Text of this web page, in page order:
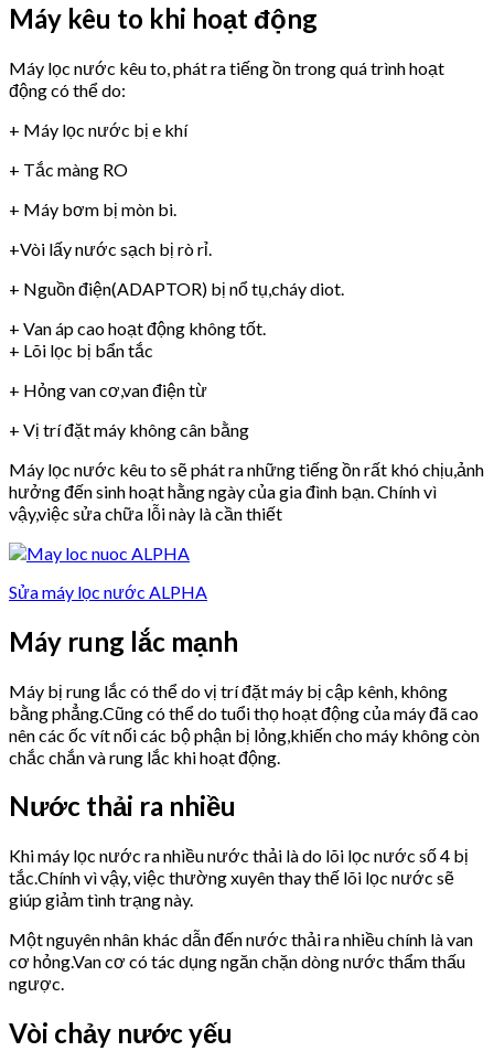
Máy kêu to khi hoạt động
Máy lọc nước kêu to, phát ra tiếng ồn trong quá trình hoạt
động có thể do:
+ Máy lọc nước bị e khí
+ Tắc màng RO
+ Máy bơm bị mòn bi.
+Vòi lấy nước sạch bị rò rỉ.
+ Nguồn điện(ADAPTOR) bị nổ tụ,cháy diot.
+ Van áp cao hoạt động không tốt.
+ Lõi lọc bị bẩn tắc
+ Hỏng van cơ,van điện từ
+ Vị trí đặt máy không cân bằng
Máy lọc nước kêu to sẽ phát ra những tiếng ồn rất khó chịu,ảnh
hưởng đến sinh hoạt hằng ngày của gia đình bạn. Chính vì
vậy,việc sửa chữa lỗi này là cần thiết
Sửa máy lọc nước ALPHA
Máy rung lắc mạnh
Máy bị rung lắc có thể do vị trí đặt máy bị cập kênh, không
bằng phẳng.Cũng có thể do tuổi thọ hoạt động của máy đã cao
nên các ốc vít nối các bộ phận bị lỏng,khiến cho máy không còn
chắc chắn và rung lắc khi hoạt động.
Nước thải ra nhiều
Khi máy lọc nước ra nhiều nước thải là do lõi lọc nước số 4 bị
tắc.Chính vì vậy, việc thường xuyên thay thế lõi lọc nước sẽ
giúp giảm tình trạng này.
Một nguyên nhân khác dẫn đến nước thải ra nhiều chính là van
cơ hỏng.Van cơ có tác dụng ngăn chặn dòng nước thẩm thấu
ngược.
Vòi chảy nước yếu